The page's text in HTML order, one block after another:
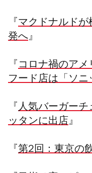
『 マクドナルドが
発へ』
『 コロナ禍のアメ
フード店は「ソニ
『 人気バーガーチ
ッタンに出店』
『 第2回：東京の